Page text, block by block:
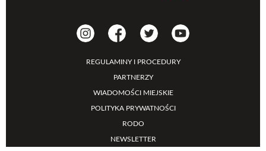
REGULAMINY I PROCEDURY
PARTNERZY
WIADOMOŚCI MIEJSKIE
POLITYKA PRYWATNOŚCI
RODO
NEWSLETTER